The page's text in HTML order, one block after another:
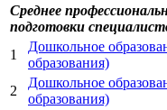
Среднее
подготовки
1
Дошкольное
образования)
2
Дошкольное
образования)